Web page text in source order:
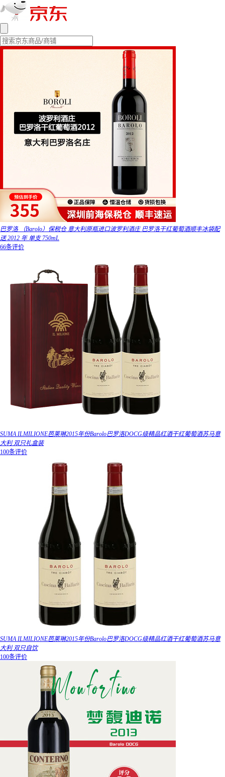
巴罗洛 （Barolo）保税仓 意大利原瓶进口波罗利酒庄 巴罗洛干红葡萄酒顺丰冰袋配
送 2012 年 单支 750mL
66条评价
SUMA ILMILIONE芭莱琳2015年份Barolo巴罗洛DOCG级精品红酒干红葡萄酒苏马意
大利 双只礼盒装
100条评价
SUMA ILMILIONE芭莱琳2015年份Barolo巴罗洛DOCG级精品红酒干红葡萄酒苏马意
大利 双只自饮
100条评价